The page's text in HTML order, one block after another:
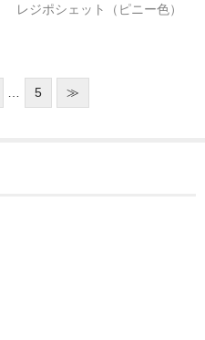
レジポシェット（ピニー色）
… 5 ≫